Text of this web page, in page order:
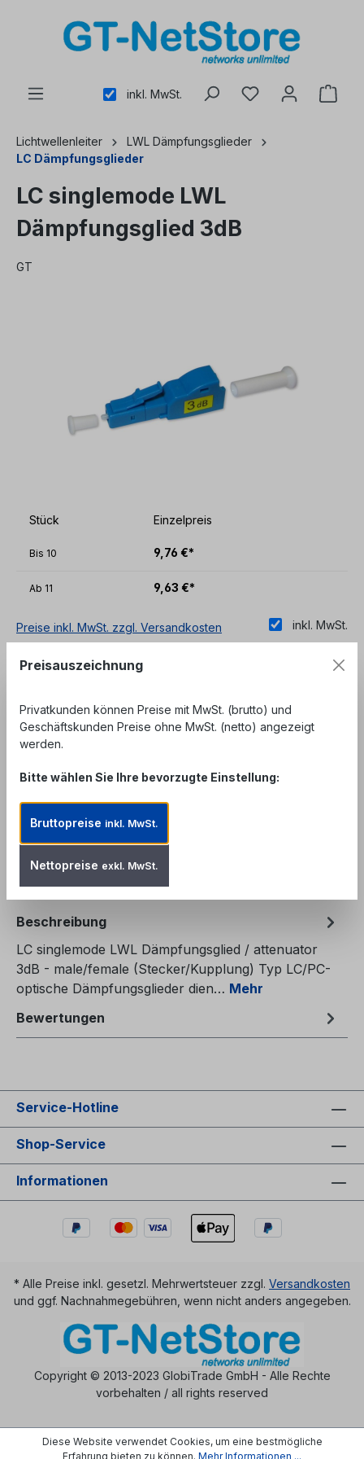
inkl. MwSt.
Lichtwellenleiter
LWL Dämpfungsglieder
LC Dämpfungsglieder
LC singlemode LWL
Dämpfungsglied 3dB
GT
Stück Einzelpreis
Bis 10 9,76 €*
Ab 11 9,63 €*
inkl. MwSt.
Preise inkl. MwSt. zzgl. Versandkosten
Sofort verfügbar, Lieferzeit: 1-3 Tage
Geschäftskunden, Behörden und öffentliche
Einrichtungen. Kein Verkauf an private
Endverbraucher.
Zum Merkzettel hinzufügen
Beschreibung
LC singlemode LWL Dämpfungsglied / attenuator
3dB - male/female (Stecker/Kupplung) Typ LC/PC-
optische Dämpfungsglieder dien… Mehr
Bewertungen
Service-Hotline
Shop-Service
Informationen
* Alle Preise inkl. gesetzl. Mehrwertsteuer zzgl. Versandkosten
und ggf. Nachnahmegebühren, wenn nicht anders angegeben.
Copyright © 2013-2023 GlobiTrade GmbH - Alle Rechte
vorbehalten / all rights reserved
Diese Website verwendet Cookies, um eine bestmögliche
Erfahrung bieten zu können. Mehr Informationen ...
Preisauszeichnung
Privatkunden können Preise mit MwSt. (brutto) und
Geschäftskunden Preise ohne MwSt. (netto) angezeigt
werden.
Bitte wählen Sie Ihre bevorzugte Einstellung:
Bruttopreise inkl. MwSt.
Nettopreise exkl. MwSt.